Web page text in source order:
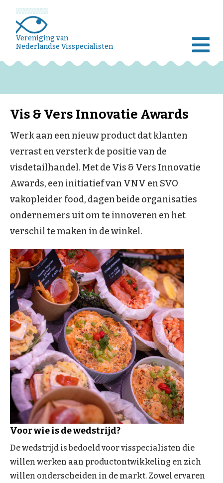
Vereniging van
Nederlandse Visspecialisten
Vis & Vers Innovatie Awards
Werk aan een nieuw product dat klanten
verrast en versterk de positie van de
visdetailhandel. Met de Vis & Vers Innovatie
Awards, een initiatief van VNV en SVO
vakopleider food, dagen beide organisaties
ondernemers uit om te innoveren en het
verschil te maken in de winkel.
Voor wie is de wedstrijd?
De wedstrijd is bedoeld voor visspecialisten die
willen werken aan productontwikkeling en zich
willen onderscheiden in de markt. Zowel ervaren